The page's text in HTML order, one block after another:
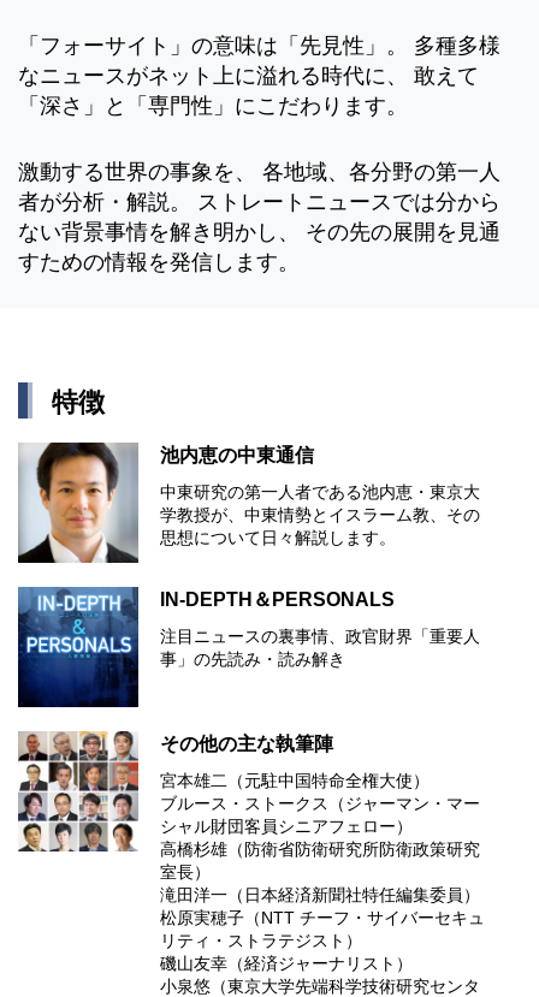
「フォーサイト」の意味は「先見性」。 多種多様
なニュースがネット上に溢れる時代に、 敢えて
「深さ」と「専門性」にこだわります。
激動する世界の事象を、 各地域、各分野の第一人
者が分析・解説。 ストレートニュースでは分から
ない背景事情を解き明かし、 その先の展開を見通
すための情報を発信します。
特徴
池内恵の中東通信
中東研究の第⼀⼈者である池内恵・東京⼤
学教授が、中東情勢とイスラーム教、その
思想について⽇々解説します。
IN-DEPTH＆PERSONALS
注目ニュースの裏事情、政官財界「重要人
事」の先読み・読み解き
その他の主な執筆陣
宮本雄二（元駐中国特命全権大使）
ブルース・ストークス（ジャーマン・マー
シャル財団客員シニアフェロー）
高橋杉雄（防衛省防衛研究所防衛政策研究
室長）
滝田洋一（日本経済新聞社特任編集委員）
松原実穂子（NTT チーフ・サイバーセキュ
リティ・ストラテジスト）
磯山友幸（経済ジャーナリスト）
小泉悠（東京大学先端科学技術研究センタ